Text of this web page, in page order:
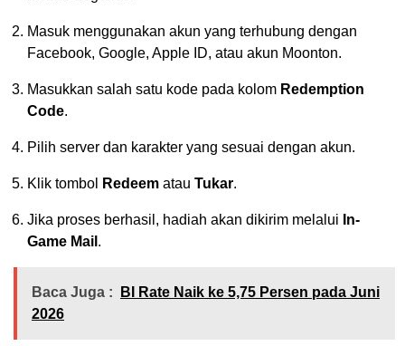
Masuk menggunakan akun yang terhubung dengan
Facebook, Google, Apple ID, atau akun Moonton.
Masukkan salah satu kode pada kolom Redemption
Code.
Pilih server dan karakter yang sesuai dengan akun.
Klik tombol Redeem atau Tukar.
Jika proses berhasil, hadiah akan dikirim melalui In-
Game Mail .
Baca Juga :
BI Rate Naik ke 5,75 Persen pada Juni
2026